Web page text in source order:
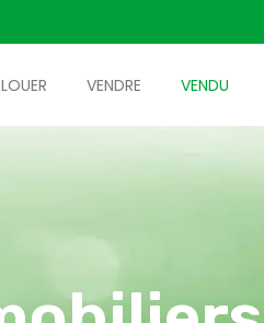
LOUER VENDRE VENDU